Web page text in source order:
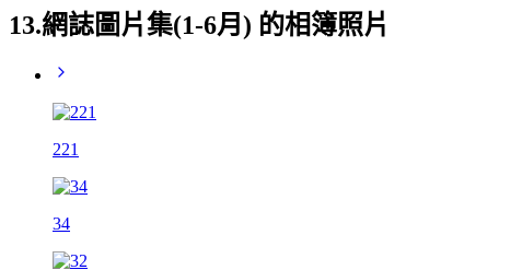
13.網誌圖片集(1-6月) 的相簿照片
221
34